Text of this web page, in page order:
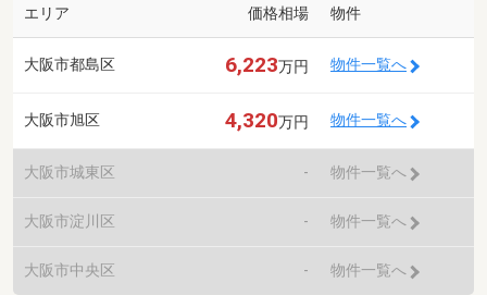
エリア 価格相場 物件
大阪市都島区 6,223万円 物件一覧へ
大阪市旭区 4,320万円 物件一覧へ
大阪市城東区 - 物件一覧へ
大阪市淀川区 - 物件一覧へ
大阪市中央区 - 物件一覧へ